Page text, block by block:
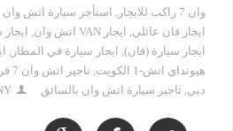
وان 7 راكب للايجار
, استأجر سيارة اتش
ايجار فان عائلي, ايجار VAN اتش وان ,
ايجار سيارة (فان), ايجار سيارة في المطار ,
هيونداي اتش-1 الكويت
, تاجير اتش وان 7 فرد للايجار
دبي, تاجير سيارة اتش وان بالسائق